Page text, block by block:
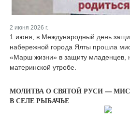
2 июня 2026 г.
1 июня, в Международный день
набережной города Ялты прошла
«Марш жизни» в защиту младенцев,
материнской утробе.
МОЛИТВА О СВЯТОЙ РУСИ —
В СЕЛЕ РЫБАЧЬЕ